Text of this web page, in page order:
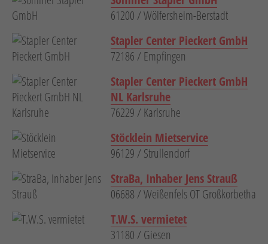
61200 / Wölfersheim-Berstadt
Stapler Center Pieckert GmbH
72186 / Empfingen
Stapler Center Pieckert GmbH
NL Karlsruhe
76229 / Karlsruhe
Stöcklein Mietservice
96129 / Strullendorf
StraBa, Inhaber Jens Strauß
06688 / Weißenfels OT Großkorbetha
T.W.S. vermietet
31180 / Giesen